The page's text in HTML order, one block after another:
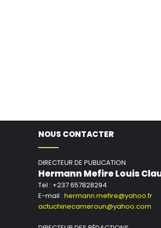
NOUS CONTACTER
DIRECTEUR DE PUBLICATION
Hermann Mefire Louis
Tel : +237 657828294
E-mail : hermann.mefire@yahoo.fr
actuchinecameroun@yahoo.com